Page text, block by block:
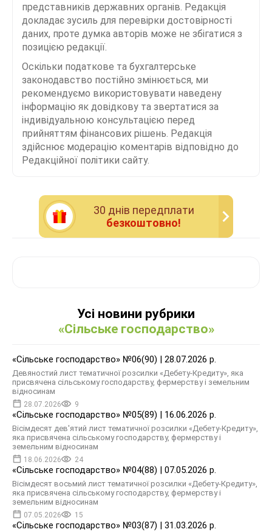
представників державних органів. Редакція
докладає зусиль для перевірки достовірності
даних, проте думка авторів може не збігатися з
позицією редакції.
Оскільки податкове та бухгалтерське
законодавство постійно змінюється, ми
рекомендуємо використовувати наведену
інформацію як довідкову та звертатися за
індивідуальною консультацією перед
прийняттям фінансових рішень. Редакція
здійснює модерацію коментарів відповідно до
Редакційної політики сайту.
30 днiв передплати
безкоштовно!
Усі новини рубрики
«Сільське господарство»
«Сільське господарство» №06(90) | 28.07.2026 р.
Девяностий лист тематичної розсилки «Дебету-Кредиту», яка
присвячена сільському господарству, фермерству і земельним
відносинам
28.07.2026 9
«Сільське господарство» №05(89) | 16.06.2026 р.
Вісімдесят дев'ятий лист тематичної розсилки «Дебету-Кредиту»,
яка присвячена сільському господарству, фермерству і
земельним відносинам
18.06.2026 24
«Сільське господарство» №04(88) | 07.05.2026 р.
Вісімдесят восьмий лист тематичної розсилки «Дебету-Кредиту»,
яка присвячена сільському господарству, фермерству і
земельним відносинам
07.05.2026 15
«Сільське господарство» №03(87) | 31.03.2026 р.